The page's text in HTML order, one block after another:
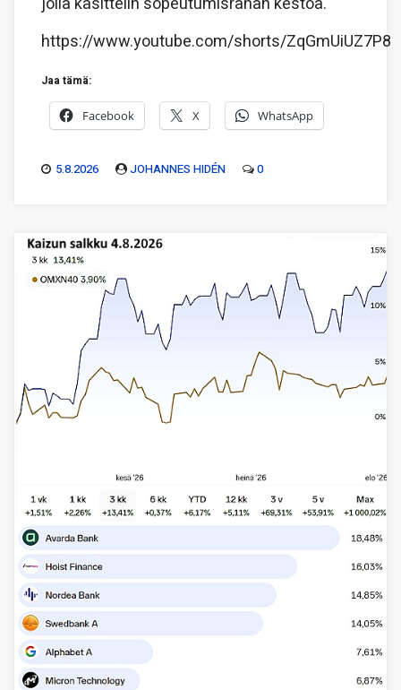
https://www.youtube.com/shorts/ZqGmUiUZ7P8
Jaa tämä:
Facebook X WhatsApp
5.8.2026 JOHANNES HIDÉN 0